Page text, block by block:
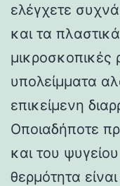
ελέγχετε
και τα
υπολείμματα
επικείμενη
Οποιαδήποτε
και του
θερμότητα